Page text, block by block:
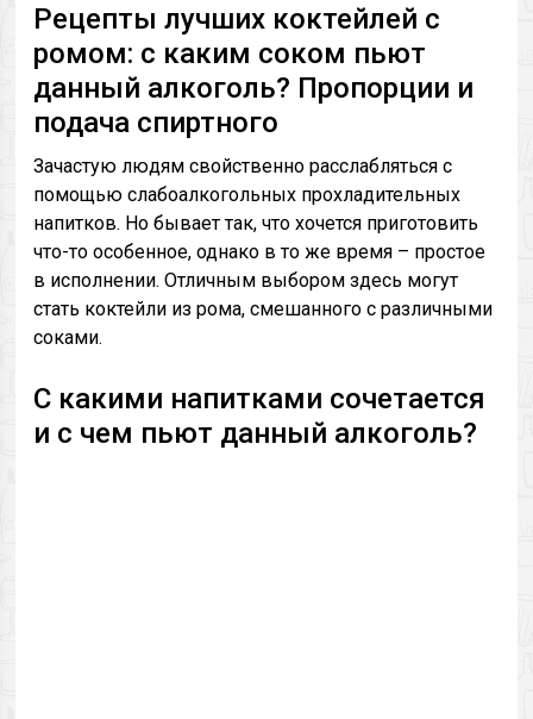
Рецепты лучших коктейлей с
ромом: с каким соком пьют
данный алкоголь? Пропорции и
подача спиртного
Зачастую людям свойственно расслабляться с
помощью слабоалкогольных прохладительных
напитков. Но бывает так, что хочется приготовить
что-то особенное, однако в то же время – простое
в исполнении. Отличным выбором здесь могут
стать коктейли из рома, смешанного с различными
соками.
С какими напитками сочетается
и с чем пьют данный алкоголь?